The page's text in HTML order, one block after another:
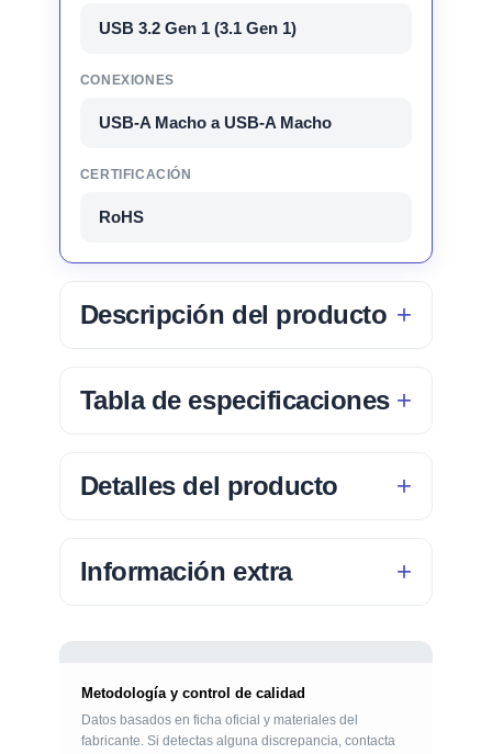
USB 3.2 Gen 1 (3.1 Gen 1)
CONEXIONES
USB-A Macho a USB-A Macho
CERTIFICACIÓN
RoHS
Descripción del producto
Tabla de especificaciones
Detalles del producto
Información extra
Metodología y control de calidad
Datos basados en ficha oficial y materiales del
fabricante. Si detectas alguna discrepancia, contacta